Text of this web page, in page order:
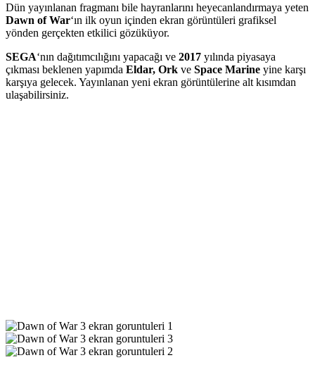
Dün yayınlanan fragmanı bile hayranlarını heyecanlandırmaya yeten
Dawn of War‘ın ilk oyun içinden ekran görüntüleri grafiksel
yönden gerçekten etkilici gözüküyor.
SEGA‘nın dağıtımcılığını yapacağı ve 2017 yılında piyasaya
çıkması beklenen yapımda Eldar, Ork ve Space Marine yine karşı
karşıya gelecek. Yayınlanan yeni ekran görüntülerine alt kısımdan
ulaşabilirsiniz.